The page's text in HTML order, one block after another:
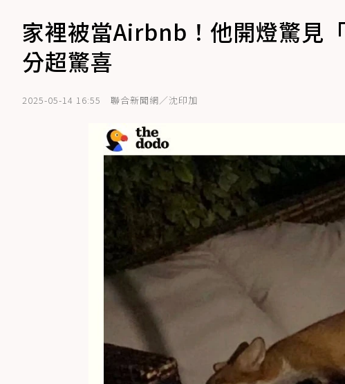
家裡被當Airbnb！他開燈驚見
分超驚喜
2025-05-14 16:55 聯合新聞網／沈印加